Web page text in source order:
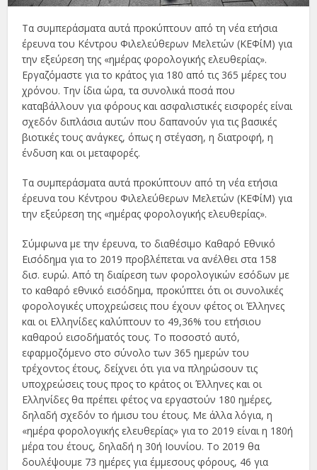
Τα συμπεράσματα αυτά προκύπτουν από τη νέα ετήσια
έρευνα του Κέντρου Φιλελεύθερων Μελετών (ΚΕΦίΜ) για
την εξεύρεση της «ημέρας φορολογικής ελευθερίας».
Εργαζόμαστε για το κράτος για 180 από τις 365 μέρες του
χρόνου. Την ίδια ώρα, τα συνολικά ποσά που
καταβάλλουν για φόρους και ασφαλιστικές εισφορές είναι
σχεδόν διπλάσια αυτών που δαπανούν για τις βασικές
βιοτικές τους ανάγκες, όπως η στέγαση, η διατροφή, η
ένδυση και οι μεταφορές.
Τα συμπεράσματα αυτά προκύπτουν από τη νέα ετήσια
έρευνα του Κέντρου Φιλελεύθερων Μελετών (ΚΕΦίΜ) για
την εξεύρεση της «ημέρας φορολογικής ελευθερίας».
Σύμφωνα με την έρευνα, το διαθέσιμο Καθαρό Εθνικό
Εισόδημα για το 2019 προβλέπεται να ανέλθει στα 158
δισ. ευρώ. Από τη διαίρεση των φορολογικών εσόδων με
το καθαρό εθνικό εισόδημα, προκύπτει ότι οι συνολικές
φορολογικές υποχρεώσεις που έχουν φέτος οι Έλληνες
και οι Ελληνίδες καλύπτουν το 49,36% του ετήσιου
καθαρού εισοδήματός τους. Το ποσοστό αυτό,
εφαρμοζόμενο στο σύνολο των 365 ημερών του
τρέχοντος έτους, δείχνει ότι για να πληρώσουν τις
υποχρεώσεις τους προς το κράτος οι Έλληνες και οι
Ελληνίδες θα πρέπει φέτος να εργαστούν 180 ημέρες,
δηλαδή σχεδόν το ήμισυ του έτους. Με άλλα λόγια, η
«ημέρα φορολογικής ελευθερίας» για το 2019 είναι η 180ή
μέρα του έτους, δηλαδή η 30ή Ιουνίου. Το 2019 θα
δουλέψουμε 73 ημέρες για έμμεσους φόρους, 46 για